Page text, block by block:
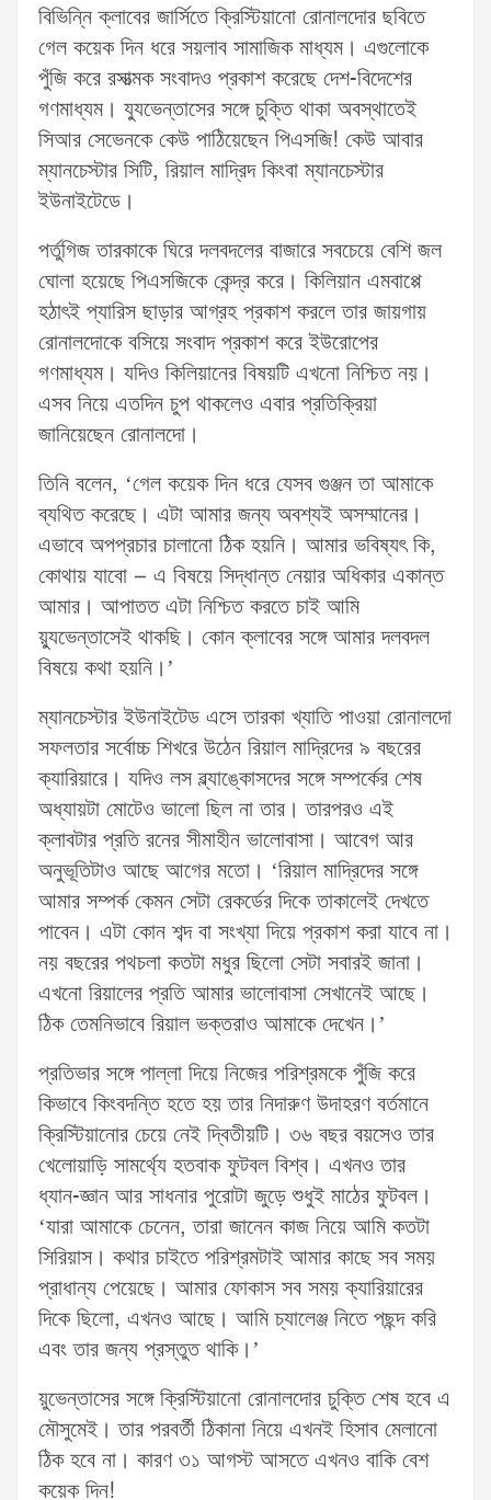
বিভিন্নি ক্লাবের জার্সিতে ক্রিস্টিয়ানো রোনালদোর ছবিতে
গেল কয়েক দিন ধরে সয়লাব সামাজিক মাধ্যম। এগুলোকে
পুঁজি করে রসাত্মক সংবাদও প্রকাশ করেছে দেশ-বিদেশের
গণমাধ্যম। য্যুভেন্তাসের সঙ্গে চুক্তি থাকা অবস্থাতেই
সিআর সেভেনকে কেউ পাঠিয়েছেন পিএসজি! কেউ আবার
ম্যানচেস্টার সিটি, রিয়াল মাদ্রিদ কিংবা ম্যানচেস্টার
ইউনাইটেডে।
পর্তুগিজ তারকাকে ঘিরে দলবদলের বাজারে সবচেয়ে বেশি জল
ঘোলা হয়েছে পিএসজিকে কেন্দ্র করে। কিলিয়ান এমবাপ্পে
হঠাৎই প্যারিস ছাড়ার আগ্রহ প্রকাশ করলে তার জায়গায়
রোনালদোকে বসিয়ে সংবাদ প্রকাশ করে ইউরোপের
গণমাধ্যম। যদিও কিলিয়ানের বিষয়টি এখনো নিশ্চিত নয়।
এসব নিয়ে এতদিন চুপ থাকলেও এবার প্রতিক্রিয়া
জানিয়েছেন রোনালদো।
তিনি বলেন, ‘গেল কয়েক দিন ধরে যেসব গুঞ্জন তা আমাকে
ব্যথিত করেছে। এটা আমার জন্য অবশ্যই অসম্মানের।
এভাবে অপপ্রচার চালানো ঠিক হয়নি। আমার ভবিষ্যৎ কি,
কোথায় যাবো – এ বিষয়ে সিদ্ধান্ত নেয়ার অধিকার একান্ত
আমার। আপাতত এটা নিশ্চিত করতে চাই আমি
য়্যুভেন্তাসেই থাকছি। কোন ক্লাবের সঙ্গে আমার দলবদল
বিষয়ে কথা হয়নি।’
ম্যানচেস্টার ইউনাইটেড এসে তারকা খ্যাতি পাওয়া রোনালদো
সফলতার সর্বোচ্চ শিখরে উঠেন রিয়াল মাদ্রিদের ৯ বছরের
ক্যারিয়ারে। যদিও লস ব্ল্যাঙ্কোসদের সঙ্গে সম্পর্কের শেষ
অধ্যায়টা মোটেও ভালো ছিল না তার। তারপরও এই
ক্লাবটার প্রতি রনের সীমাহীন ভালোবাসা। আবেগ আর
অনুভূতিটাও আছে আগের মতো। ‘রিয়াল মাদ্রিদের সঙ্গে
আমার সম্পর্ক কেমন সেটা রেকর্ডের দিকে তাকালেই দেখতে
পাবেন। এটা কোন শব্দ বা সংখ্যা দিয়ে প্রকাশ করা যাবে না।
নয় বছরের পথচলা কতটা মধুর ছিলো সেটা সবারই জানা।
এখনো রিয়ালের প্রতি আমার ভালোবাসা সেখানেই আছে।
ঠিক তেমনিভাবে রিয়াল ভক্তরাও আমাকে দেখেন।’
প্রতিভার সঙ্গে পাল্লা দিয়ে নিজের পরিশ্রমকে পুঁজি করে
কিভাবে কিংবদন্তি হতে হয় তার নিদারুণ উদাহরণ বর্তমানে
ক্রিস্টিয়ানোর চেয়ে নেই দ্বিতীয়টি। ৩৬ বছর বয়সেও তার
খেলোয়াড়ি সামর্থ্যে হতবাক ফুটবল বিশ্ব। এখনও তার
ধ্যান-জ্ঞান আর সাধনার পুরোটা জুড়ে শুধুই মাঠের ফুটবল।
‘যারা আমাকে চেনেন, তারা জানেন কাজ নিয়ে আমি কতটা
সিরিয়াস। কথার চাইতে পরিশ্রমটাই আমার কাছে সব সময়
প্রাধান্য পেয়েছে। আমার ফোকাস সব সময় ক্যারিয়ারের
দিকে ছিলো, এখনও আছে। আমি চ্যালেঞ্জ নিতে পছন্দ করি
এবং তার জন্য প্রস্তুত থাকি।’
য়ুভেন্তাসের সঙ্গে ক্রিস্টিয়ানো রোনালদোর চুক্তি শেষ হবে এ
মৌসুমেই। তার পরবর্তী ঠিকানা নিয়ে এখনই হিসাব মেলানো
ঠিক হবে না। কারণ ৩১ আগস্ট আসতে এখনও বাকি বেশ
কয়েক দিন!